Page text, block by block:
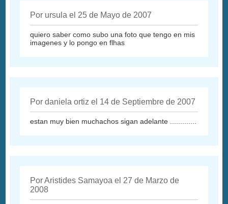
Por ursula el 25 de Mayo de 2007
quiero saber como subo una foto que tengo en mis
imagenes y lo pongo en flhas
Por daniela ortiz el 14 de Septiembre de 2007
estan muy bien muchachos sigan adelante .............
Por Aristides Samayoa el 27 de Marzo de
2008